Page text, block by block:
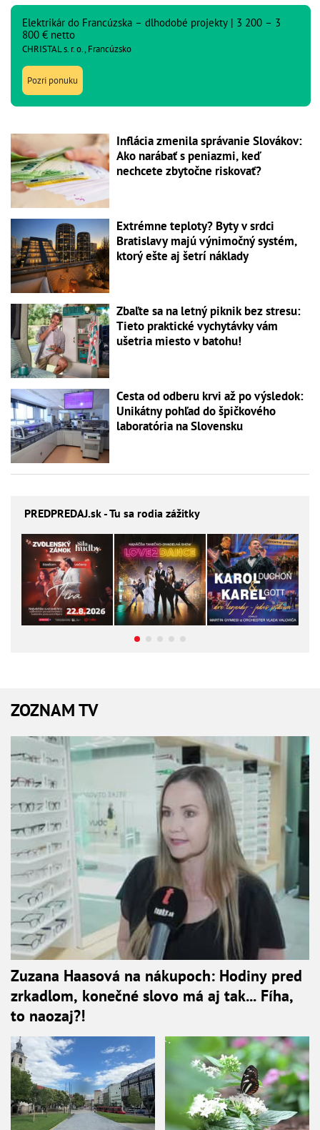
Elektrikár do Francúzska – dlhodobé projekty | 3 200 – 3
800 € netto
CHRISTAL s. r. o., Francúzsko
Pozri ponuku
Inflácia zmenila správanie Slovákov:
Ako narábať s peniazmi, keď
nechcete zbytočne riskovať?
Extrémne teploty? Byty v srdci
Bratislavy majú výnimočný systém,
ktorý ešte aj šetrí náklady
Zbaľte sa na letný piknik bez stresu:
Tieto praktické vychytávky vám
ušetria miesto v batohu!
Cesta od odberu krvi až po výsledok:
Unikátny pohľad do špičkového
laboratória na Slovensku
PREDPREDAJ.sk - Tu sa rodia zážitky
ZOZNAM TV
Zuzana Haasová na nákupoch: Hodiny pred
zrkadlom, konečné slovo má aj tak... Fíha,
to naozaj?!